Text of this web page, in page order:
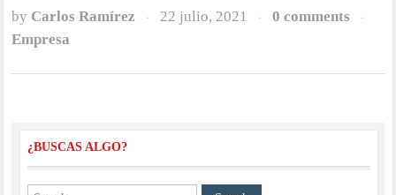
by Carlos Ramírez · 22 julio, 2021 · 0 comments ·
Empresa
¿BUSCAS ALGO?